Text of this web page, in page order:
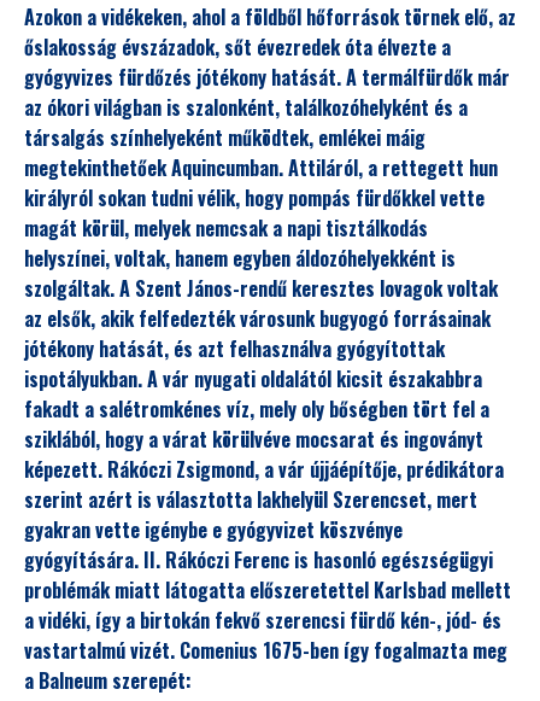
Azokon a vidékeken, ahol a földből hőforrások törnek elő, az
őslakosság évszázadok, sőt évezredek óta élvezte a
gyógyvizes fürdőzés jótékony hatását. A termálfürdők már
az ókori világban is szalonként, találkozóhelyként és a
társalgás színhelyeként működtek, emlékei máig
megtekinthetőek Aquincumban. Attiláról, a rettegett hun
királyról sokan tudni vélik, hogy pompás fürdőkkel vette
magát körül, melyek nemcsak a napi tisztálkodás
helyszínei, voltak, hanem egyben áldozóhelyekként is
szolgáltak. A Szent János-rendű keresztes lovagok voltak
az elsők, akik felfedezték városunk bugyogó forrásainak
jótékony hatását, és azt felhasználva gyógyítottak
ispotályukban. A vár nyugati oldalától kicsit északabbra
fakadt a salétromkénes víz, mely oly bőségben tört fel a
sziklából, hogy a várat körülvéve mocsarat és ingoványt
képezett. Rákóczi Zsigmond, a vár újjáépítője, prédikátora
szerint azért is választotta lakhelyül Szerencset, mert
gyakran vette igénybe e gyógyvizet köszvénye
gyógyítására. II. Rákóczi Ferenc is hasonló egészségügyi
problémák miatt látogatta előszeretettel Karlsbad mellett
a vidéki, így a birtokán fekvő szerencsi fürdő kén-, jód- és
vastartalmú vizét. Comenius 1675-ben így fogalmazta meg
a Balneum szerepét: